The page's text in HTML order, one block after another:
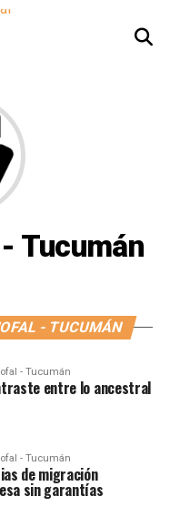
Tucumán
- TUCUMÁN
- Tucumán
entre lo ancestral
- Tucumán
de migración
sin garantías